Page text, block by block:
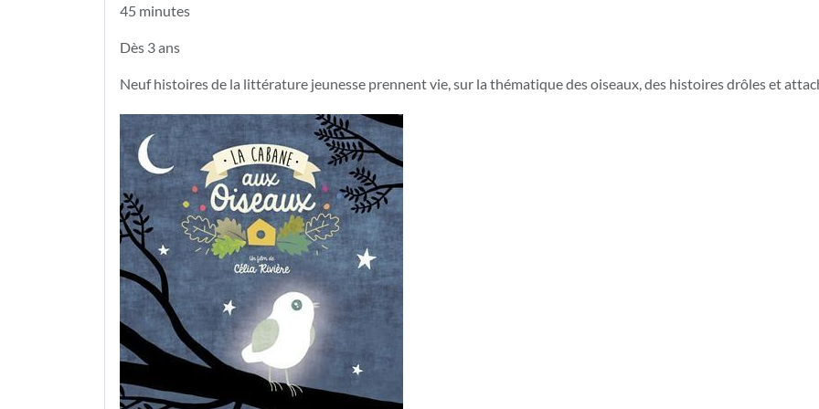
45 minutes
Dès 3 ans
Neuf histoires de la littérature jeunesse prennent vie, sur la thématique des oiseaux, des histoires drôles et